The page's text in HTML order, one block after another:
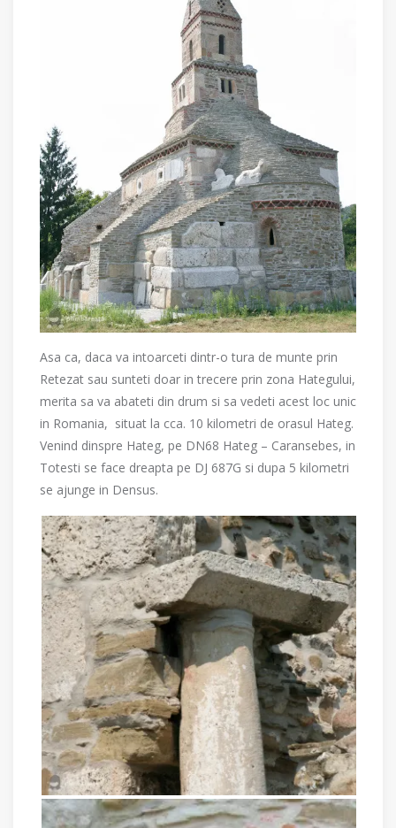
Asa ca, daca va intoarceti dintr-o tura de munte prin
Retezat sau sunteti doar in trecere prin zona Hategului,
merita sa va abateti din drum si sa vedeti acest loc unic
in Romania, situat la cca. 10 kilometri de orasul Hateg.
Venind dinspre Hateg, pe DN68 Hateg – Caransebes, in
Totesti se face dreapta pe DJ 687G si dupa 5 kilometri
se ajunge in Densus.